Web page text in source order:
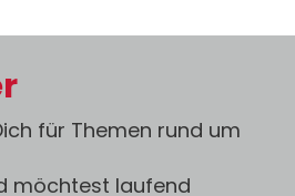
für Themen rund um
möchtest laufend